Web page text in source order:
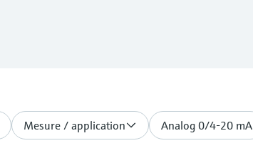
Mesure / application Analog 0/4-20 mA